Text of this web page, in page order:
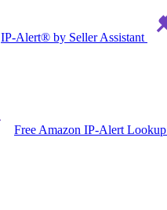
IP-Alert® by Seller Assistant
Free Amazon IP-Alert Lookup